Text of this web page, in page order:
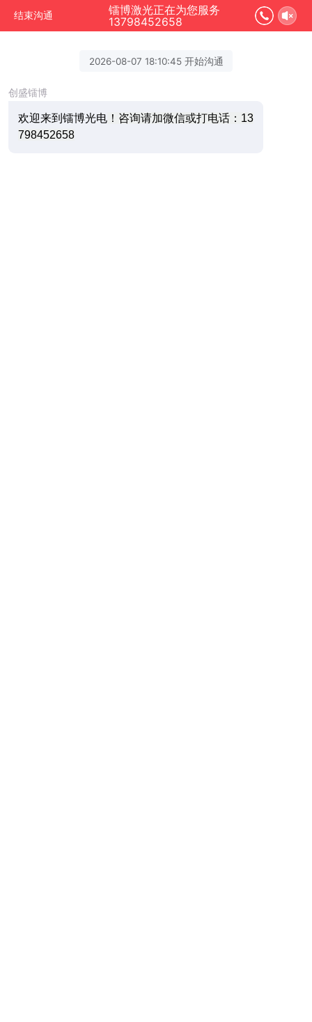
结束沟通
镭博激光正在为您服务
13798452658
2026-08-07 18:10:45 开始沟通
创盛镭博
欢迎来到镭博光电！咨询请加微信或打电话：13
798452658